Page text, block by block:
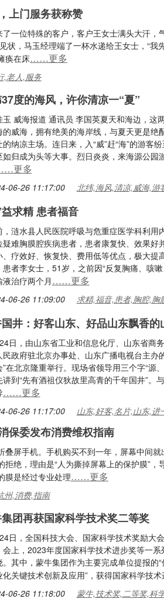
上门服务获称赞
一位特殊的客户，客户王女士满头大汗，
状，马玉经理端了一杯水递给王女士，“我
痪在床……更多
,老人,服务
度的海风，许你清凉一“夏”
玉 威海报道 通讯员 李国英夏天和海边，这
的威海，拥有绝美的海岸线，与夏天更是绝
的纳凉主场。连日来，入“威”赶“海”的游客
如归成为头等大事。烈日炎炎，来海源公园
更多
06-26 11:17:00 北纬,海风,清凉,威海,游
益求精 患者福音
，涟水县人民医院呼吸与危重症医学科利用
疑难胸膜腔疾病患者，患者康复快、效果好
、疗效好、恢复快、费用低等优点，极大提
患者李女士，51岁，之前因“反复胸痛、咳
液治疗两个月 ……更多
06-26 11:09:00 求精,福音,患者,胸腔,胸
井：好客山东、好品山东飘香的
日，由山东省工业和信息化厅、山东省商
民政府驻北京办事处、山东广播电视台主办
”在北京隆重举行。现场省领导用三个字“源
讲到“先有酒祖仪狄故里高青的千年国井”。
……更多
06-26 11:17:00 山东,好客,名片,山东,进
保委发布消费维权指南
屏手机。手机购买不到一年，屏幕中间
绝，理由是“人为撕掉屏幕上的保护膜”，
膜是经过专业处理……更多
州,消费,指南
团再获国家科学技术奖二等奖
日，全国科技大会、国家科学技术奖励大
会上，2023年度国家科学技术进步奖等一
。其中，蒙牛集团作为主要完成单位提报的
化关键技术创新及应用”，获得国家科学技
06-26 11:18:00 蒙牛,技术奖,二等奖,科